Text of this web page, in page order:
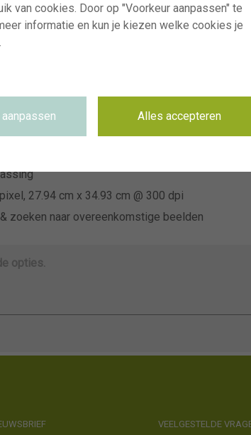
27.94 cm x 34.93 cm @ 300 dpi
zoeken naar overeenkomstige beelden
opties.
VEELGESTELDE
van cookies. Door op "Voorkeur aanpassen" te
informatie en kun je kiezen welke cookies je
Alles accepteren